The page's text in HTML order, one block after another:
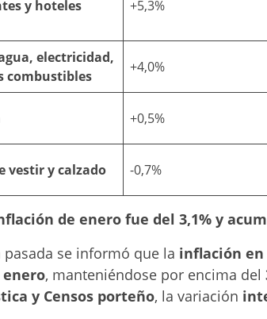
y hoteles +5,3%
electricidad,
combustibles
+4,0%
+0,5%
vestir y calzado -0,7%
de enero fue del 3,1% y
pasada se informó que la inflación en
enero, manteniéndose por encima del
y Censos porteño, la variación